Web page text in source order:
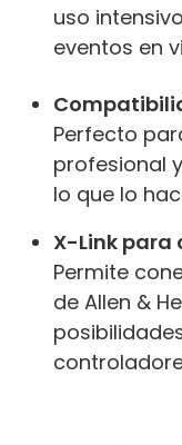
uso
eventos en
Perfecto
profesional
lo que lo
X-Link para
Permite
de Allen &